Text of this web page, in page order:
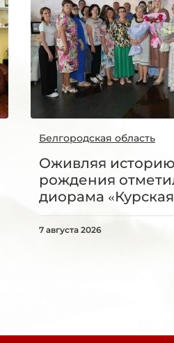
Белгородская область
Оживляя
рождения
диорама
7 августа 2026